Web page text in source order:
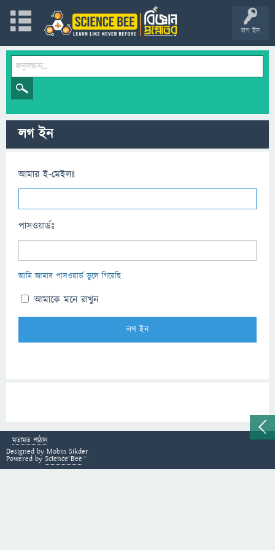
লগ ইন
লগ ইন
আমার ই-মেইলঃ
পাসওয়ার্ডঃ
আমি আমার পাসওয়ার্ড ভুলে গিয়েছি
আমাকে মনে রাখুন
মতামত পাঠান
Designed by Mobin Sikder
Powered by Science Bee